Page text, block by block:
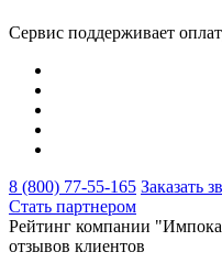
Сервис поддерживает
8 (800) 77-55-165 Заказать
Стать партнером
Рейтинг компании
отзывов клиентов